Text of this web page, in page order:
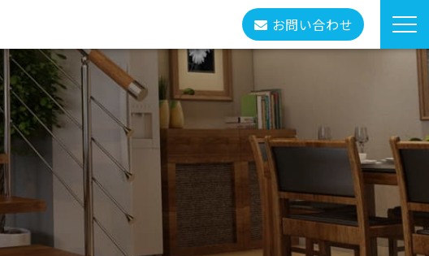
お問い合わせ